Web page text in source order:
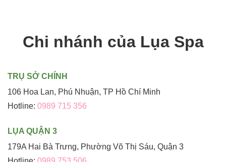
Chi nhánh của Lụa Spa
TRỤ SỞ CHÍNH
106 Hoa Lan, Phú Nhuận, TP Hồ Chí Minh
Hotline: 0989 715 356
LỤA QUẬN 3
179A Hai Bà Trưng, Phường Võ Thị Sáu, Quận 3